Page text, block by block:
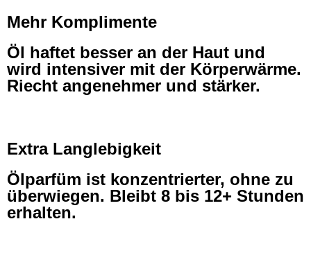
Mehr Komplimente
Öl haftet besser an der Haut und
wird intensiver mit der Körperwärme.
Riecht angenehmer und stärker.
Extra Langlebigkeit
Ölparfüm ist konzentrierter, ohne zu
überwiegen. Bleibt 8 bis 12+ Stunden
erhalten.